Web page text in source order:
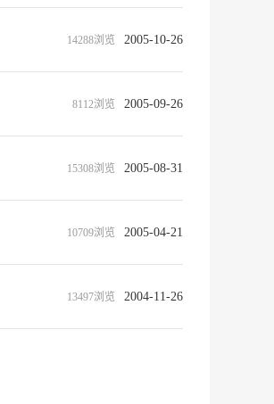
14288浏览 2005-10-26
8112浏览 2005-09-26
15308浏览 2005-08-31
10709浏览 2005-04-21
13497浏览 2004-11-26